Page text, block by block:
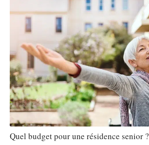
Quel budget pour une résidence senior ?